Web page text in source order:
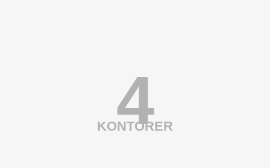
4
KONTORER